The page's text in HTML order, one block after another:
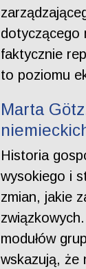
dotyczącego
faktycznie
to poziomu
Marta
Historia
wysokiego i
zmian, jakie
modułów
wskazują, że